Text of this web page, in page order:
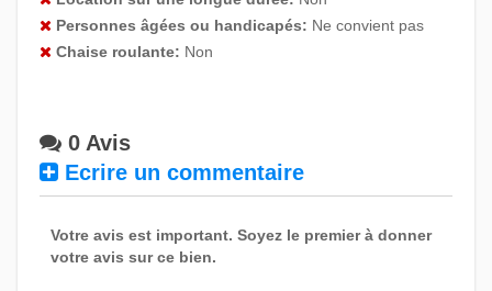
Personnes âgées ou handicapés: Ne convient pas
Chaise roulante: Non
0 Avis
Ecrire un commentaire
Votre avis est important. Soyez le premier à donner
votre avis sur ce bien.